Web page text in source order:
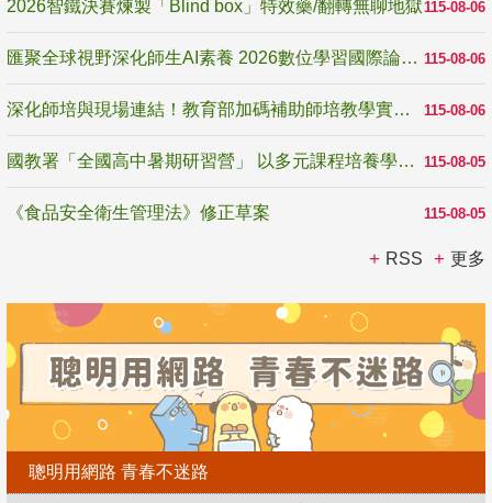
115-08-06
2026智鐵決賽煉製「Blind box」特效藥/翻轉無聊地獄
115-08-06
匯聚全球視野深化師生AI素養 2026數位學習國際論壇高雄登場
115-08-06
深化師培與現場連結！教育部加碼補助師培教學實踐研究 10月師培國際研討會交流教學實踐經驗
115-08-05
國教署「全國高中暑期研習營」 以多元課程培養學生瞭解誠信專業與倫理價值
115-08-05
《食品安全衛生管理法》修正草案
RSS 更多
聰明用網路 青春不迷路